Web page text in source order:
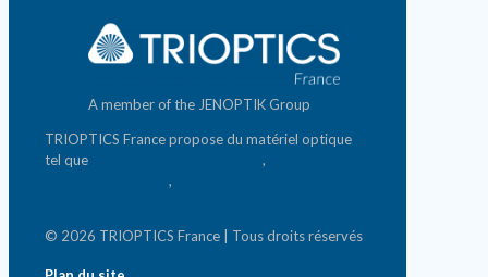
A member of the JENOPTIK Group
TRIOPTICS France propose du matériel optique
tel que
,
,
© 2026 TRIOPTICS France | Tous droits réservés